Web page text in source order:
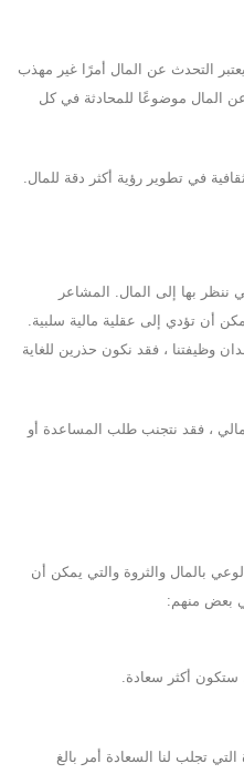
التحدث عن المال أمرًا غير مهذب
عن المال موضوعًا للمحادثة في كل
في تطوير رؤية أكثر دقة للمال.
بها إلى المال. المشاعر
أن تؤدي إلى عقلية مالية سلبية.
وظيفتنا ، فقد نكون حذرين للغاية
، فقد نتجنب طلب المساعدة أو
بالمال والثروة والتي يمكن أن
بعض منهم:
ستكون أكثر سعادة.
تجلب لنا السعادة أمر بالغ